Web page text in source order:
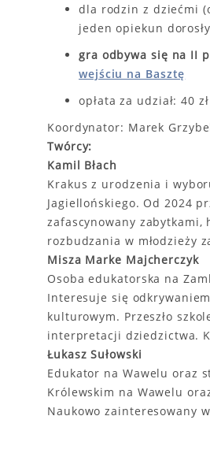
dla rodzin z dziećmi
jeden opiekun dorosły
gra odbywa się na II
wejściu na Basztę
opłata za udział: 40
Koordynator: Marek
Twórcy:
Kamil Błach
Krakus z urodzenia i
Jagiellońskiego. Od 2024
zafascynowany zabytkami,
rozbudzania w młodzieży
Misza Marke Majcherczyk
Osoba edukatorska na
Interesuje się
kulturowym. Przeszło
interpretacji dziedzictwa.
Łukasz Sułowski
Edukator na Wawelu oraz
Królewskim na Wawelu
Naukowo zainteresowany